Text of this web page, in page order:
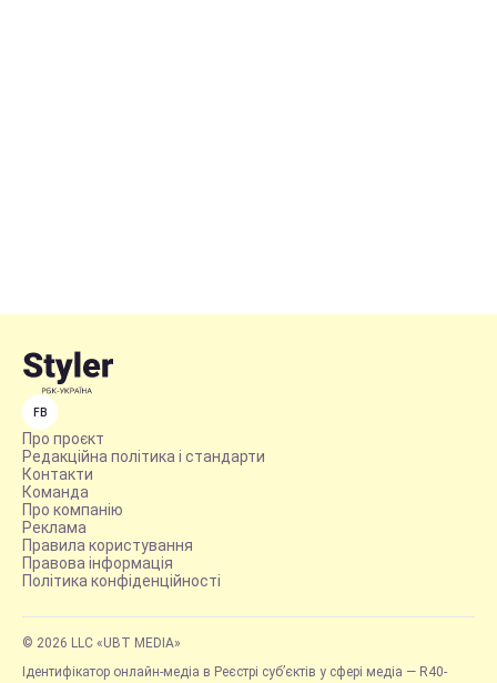
FB
Про проєкт
Редакційна політика і стандарти
Контакти
Команда
Про компанію
Реклама
Правила користування
Правова інформація
Політика конфіденційності
© 2026 LLC «UBT MEDIA»
Ідентифікатор онлайн-медіа в Реєстрі суб’єктів у сфері медіа — R40-